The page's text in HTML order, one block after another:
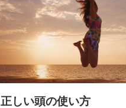
正しい頭の使い方